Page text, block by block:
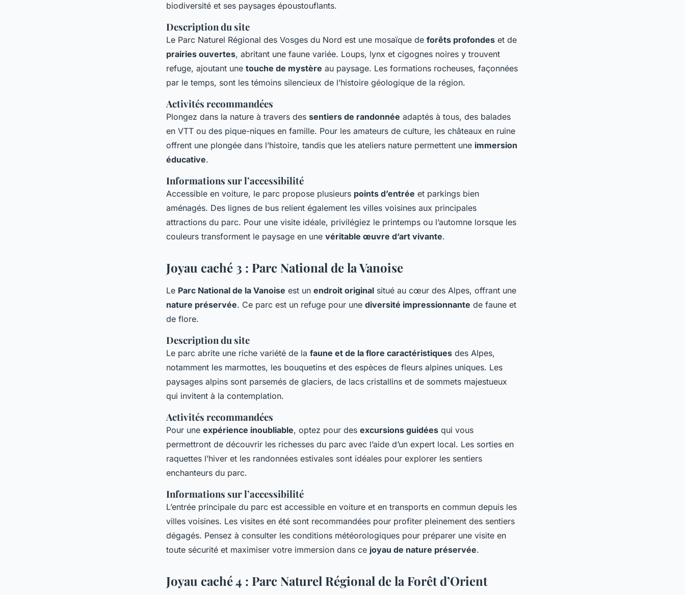
biodiversité et ses paysages époustouflants.
Description du site
Le Parc Naturel Régional des Vosges du Nord est une mosaïque de forêts profondes et de
prairies ouvertes, abritant une faune variée. Loups, lynx et cigognes noires y trouvent
refuge, ajoutant une touche de mystère au paysage. Les formations rocheuses, façonnées
par le temps, sont les témoins silencieux de l’histoire géologique de la région.
Activités recommandées
Plongez dans la nature à travers des sentiers de randonnée adaptés à tous, des balades
en VTT ou des pique-niques en famille. Pour les amateurs de culture, les châteaux en ruine
offrent une plongée dans l’histoire, tandis que les ateliers nature permettent une immersion
éducative.
Informations sur l’accessibilité
Accessible en voiture, le parc propose plusieurs points d’entrée et parkings bien
aménagés. Des lignes de bus relient également les villes voisines aux principales
attractions du parc. Pour une visite idéale, privilégiez le printemps ou l’automne lorsque les
couleurs transforment le paysage en une véritable œuvre d’art vivante.
Joyau caché 3 : Parc National de la Vanoise
Le Parc National de la Vanoise est un endroit original situé au cœur des Alpes, offrant une
nature préservée. Ce parc est un refuge pour une diversité impressionnante de faune et
de flore.
Description du site
Le parc abrite une riche variété de la faune et de la flore caractéristiques des Alpes,
notamment les marmottes, les bouquetins et des espèces de fleurs alpines uniques. Les
paysages alpins sont parsemés de glaciers, de lacs cristallins et de sommets majestueux
qui invitent à la contemplation.
Activités recommandées
Pour une expérience inoubliable, optez pour des excursions guidées qui vous
permettront de découvrir les richesses du parc avec l’aide d’un expert local. Les sorties en
raquettes l’hiver et les randonnées estivales sont idéales pour explorer les sentiers
enchanteurs du parc.
Informations sur l’accessibilité
L’entrée principale du parc est accessible en voiture et en transports en commun depuis les
villes voisines. Les visites en été sont recommandées pour profiter pleinement des sentiers
dégagés. Pensez à consulter les conditions météorologiques pour préparer une visite en
toute sécurité et maximiser votre immersion dans ce joyau de nature préservée.
Joyau caché 4 : Parc Naturel Régional de la Forêt d’Orient